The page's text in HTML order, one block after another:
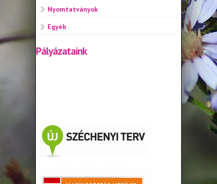
Nyomtatványok
Egyéb
Pályázataink